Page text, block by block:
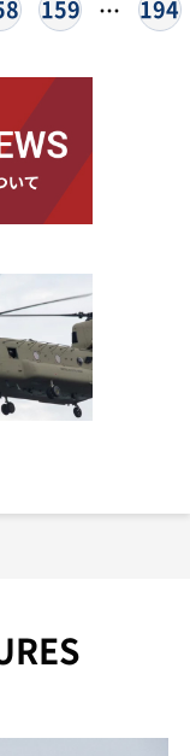
159 … 194